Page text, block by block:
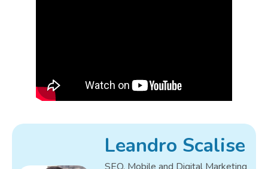
Leandro Scalise
SEO, Mobile and Digital Marketing